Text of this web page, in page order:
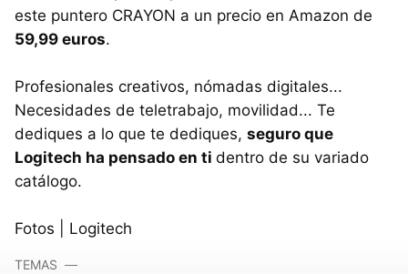
este puntero CRAYON a un precio en Amazon de
59,99 euros.
Profesionales creativos, nómadas digitales...
Necesidades de teletrabajo, movilidad... Te
dediques a lo que te dediques, seguro que
Logitech ha pensado en ti dentro de su variado
catálogo.
Fotos | Logitech
TEMAS